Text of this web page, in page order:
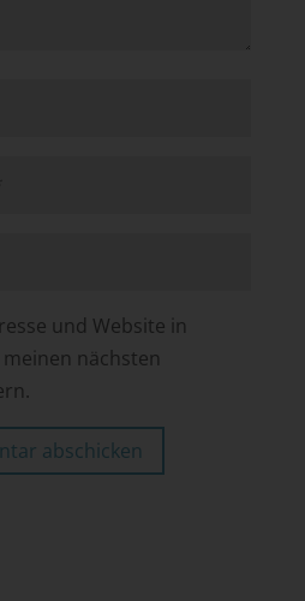
und Website in
nächsten
abschicken